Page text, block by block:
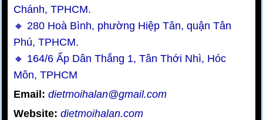
Chánh, TPHCM.
🔸 280 Hoà Bình, phường Hiệp Tân, quận Tân
Phú, TPHCM.
🔸 164/6 Ấp Dân Thắng 1, Tân Thới Nhì, Hóc
Môn, TPHCM
Email: dietmoihalan@gmail.com
Website: dietmoihalan.com